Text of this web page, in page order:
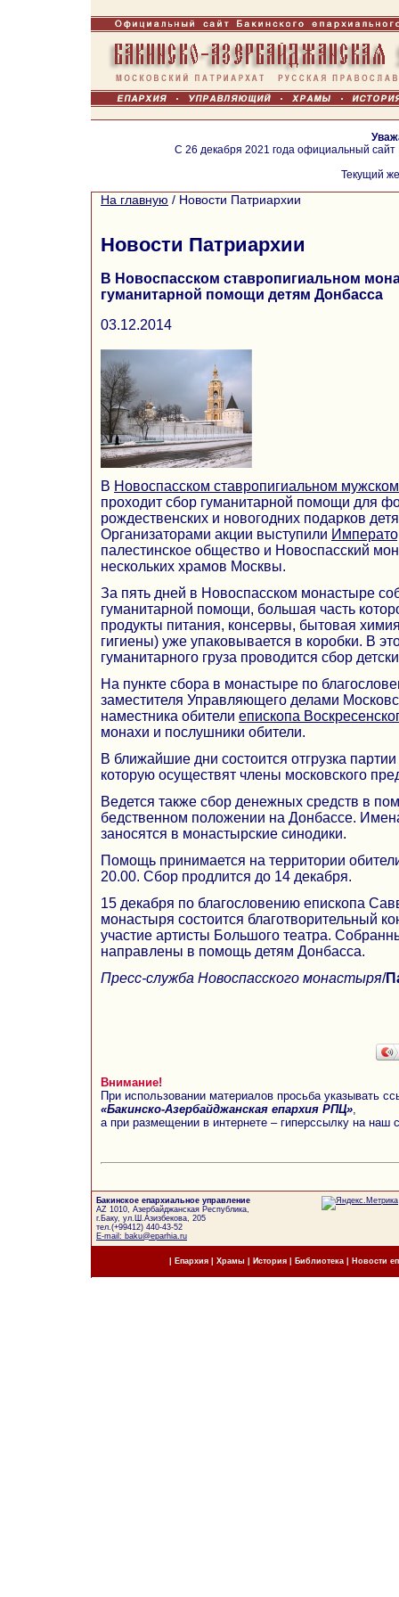
С 26 декабря 2021 года официальный
Текущий
На главную / Новости Патриархии
Новости Патриархии
В Новоспасском ставропигиальном
гуманитарной помощи детям Донбасса
03.12.2014
В Новоспасском ставропигиальном
проходит сбор гуманитарной помощи для
рождественских и новогодних подарков
Организаторами акции выступили
палестинское общество и Новоспасский
нескольких храмов Москвы.
За пять дней в Новоспасском монастыре
гуманитарной помощи, большая часть
продукты питания, консервы, бытовая
гигиены) уже упаковывается в коробки. В
гуманитарного груза проводится сбор
На пункте сбора в монастыре по
заместителя Управляющего делами
наместника обители епископа
монахи и послушники обители.
В ближайшие дни состоится отгрузка
которую осуществят члены московского
Ведется также сбор денежных средств в
бедственном положении на Донбассе.
заносятся в монастырские синодики.
Помощь принимается на территории
20.00. Сбор продлится до 14 декабря.
15 декабря по благословению епископа
монастыря состоится благотворительный
участие артисты Большого театра.
направлены в помощь детям Донбасса.
Пресс-служба Новоспасского монастыря/
Внимание!
При использовании материалов просьба указывать
«Бакинско-Азербайджанская епархия РПЦ»
а при размещении в интернете – гиперссылку на наш
Бакинское епархиальное управление
AZ 1010, Азербайджанская Республика,
г.Баку, ул.Ш.Азизбекова, 205
тел.(+99412) 440-43-52
E-mail: baku@eparhia.ru
Епархия| Храмы История| Библиотека Новости